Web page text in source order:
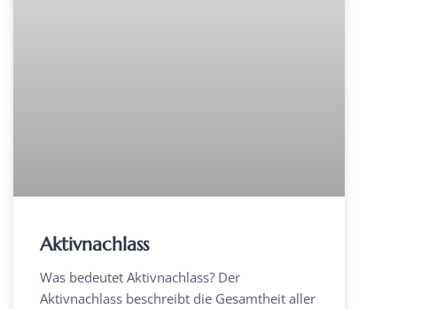
Aktivnachlass
Was bedeutet Aktivnachlass? Der
Aktivnachlass beschreibt die Gesamtheit aller